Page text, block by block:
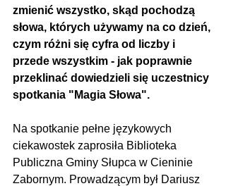
zmienić wszystko, skąd pochodzą
słowa, których używamy na co dzień,
czym różni się cyfra od liczby i
przede wszystkim - jak poprawnie
przeklinać dowiedzieli się uczestnicy
spotkania "Magia Słowa".
Na spotkanie pełne językowych
ciekawostek zaprosiła Biblioteka
Publiczna Gminy Słupca w Cieninie
Zabornym. Prowadzącym był Dariusz